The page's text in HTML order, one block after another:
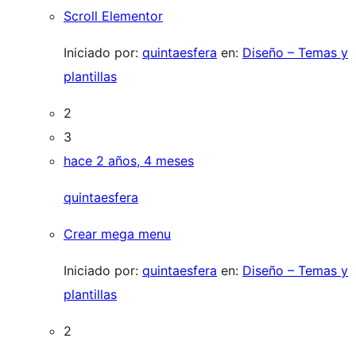
Scroll Elementor
Iniciado por: quintaesfera en: Diseño – Temas y
plantillas
2
3
hace 2 años, 4 meses
quintaesfera
Crear mega menu
Iniciado por: quintaesfera en: Diseño – Temas y
plantillas
2